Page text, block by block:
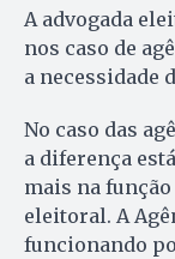
A advogada
nos caso de
a necessidade
No caso das
a diferença
mais na
eleitoral. A
funcionando